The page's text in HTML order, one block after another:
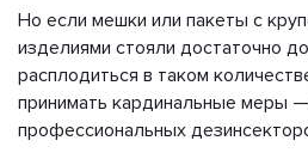
Но если мешки или пакеты с
изделиями стояли достаточно
расплодиться в таком
принимать кардинальные меры
профессиональных